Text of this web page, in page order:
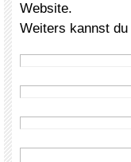
Website.
Weiters kannst du